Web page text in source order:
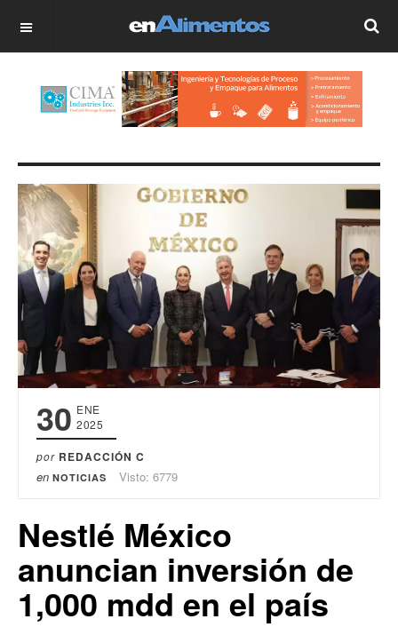
OFF CANVAS
30 ENE
2025
por REDACCIÓN C
en NOTICIAS Visto: 6779
Nestlé México
anuncian inversión de
1,000 mdd en el país